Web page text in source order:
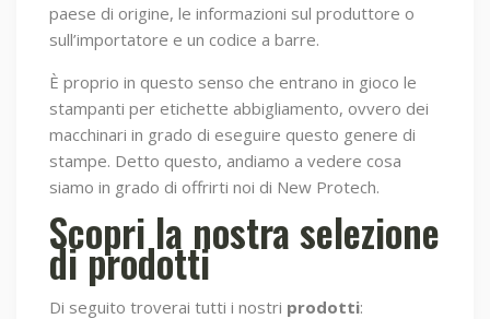
paese di origine, le informazioni sul produttore o
sull’importatore e un codice a barre.
È proprio in questo senso che entrano in gioco le
stampanti per etichette abbigliamento, ovvero dei
macchinari in grado di eseguire questo genere di
stampe. Detto questo, andiamo a vedere cosa
siamo in grado di offrirti noi di New Protech.
Scopri la nostra selezione
di prodotti
Di seguito troverai tutti i nostri prodotti: